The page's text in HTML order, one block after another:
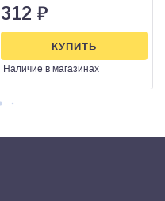
312 ₽
Наличие в магазинах
КУПИТЬ